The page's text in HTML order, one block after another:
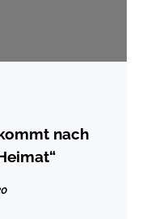
nach